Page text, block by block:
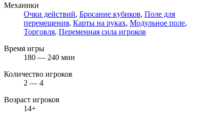
Механики
Очки действий, Бросание кубиков, Поле для
перемещения, Карты на руках, Модульное поле,
Торговля, Переменная сила игроков
Время игры
180 — 240 мин
Количество игроков
2 — 4
Возраст игроков
14+